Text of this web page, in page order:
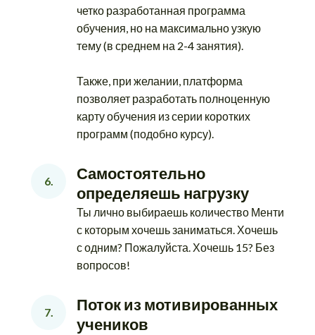
четко разработанная программа
обучения, но на максимально узкую
тему (в среднем на 2-4 занятия).
Также, при желании, платформа
позволяет разработать полноценную
карту обучения из серии коротких
программ (подобно курсу).
6.
Самостоятельно
определяешь нагрузку
Ты лично выбираешь количество Менти
с которым хочешь заниматься. Хочешь
с одним? Пожалуйста. Хочешь 15? Без
вопросов!
7.
Поток из мотивированных
учеников